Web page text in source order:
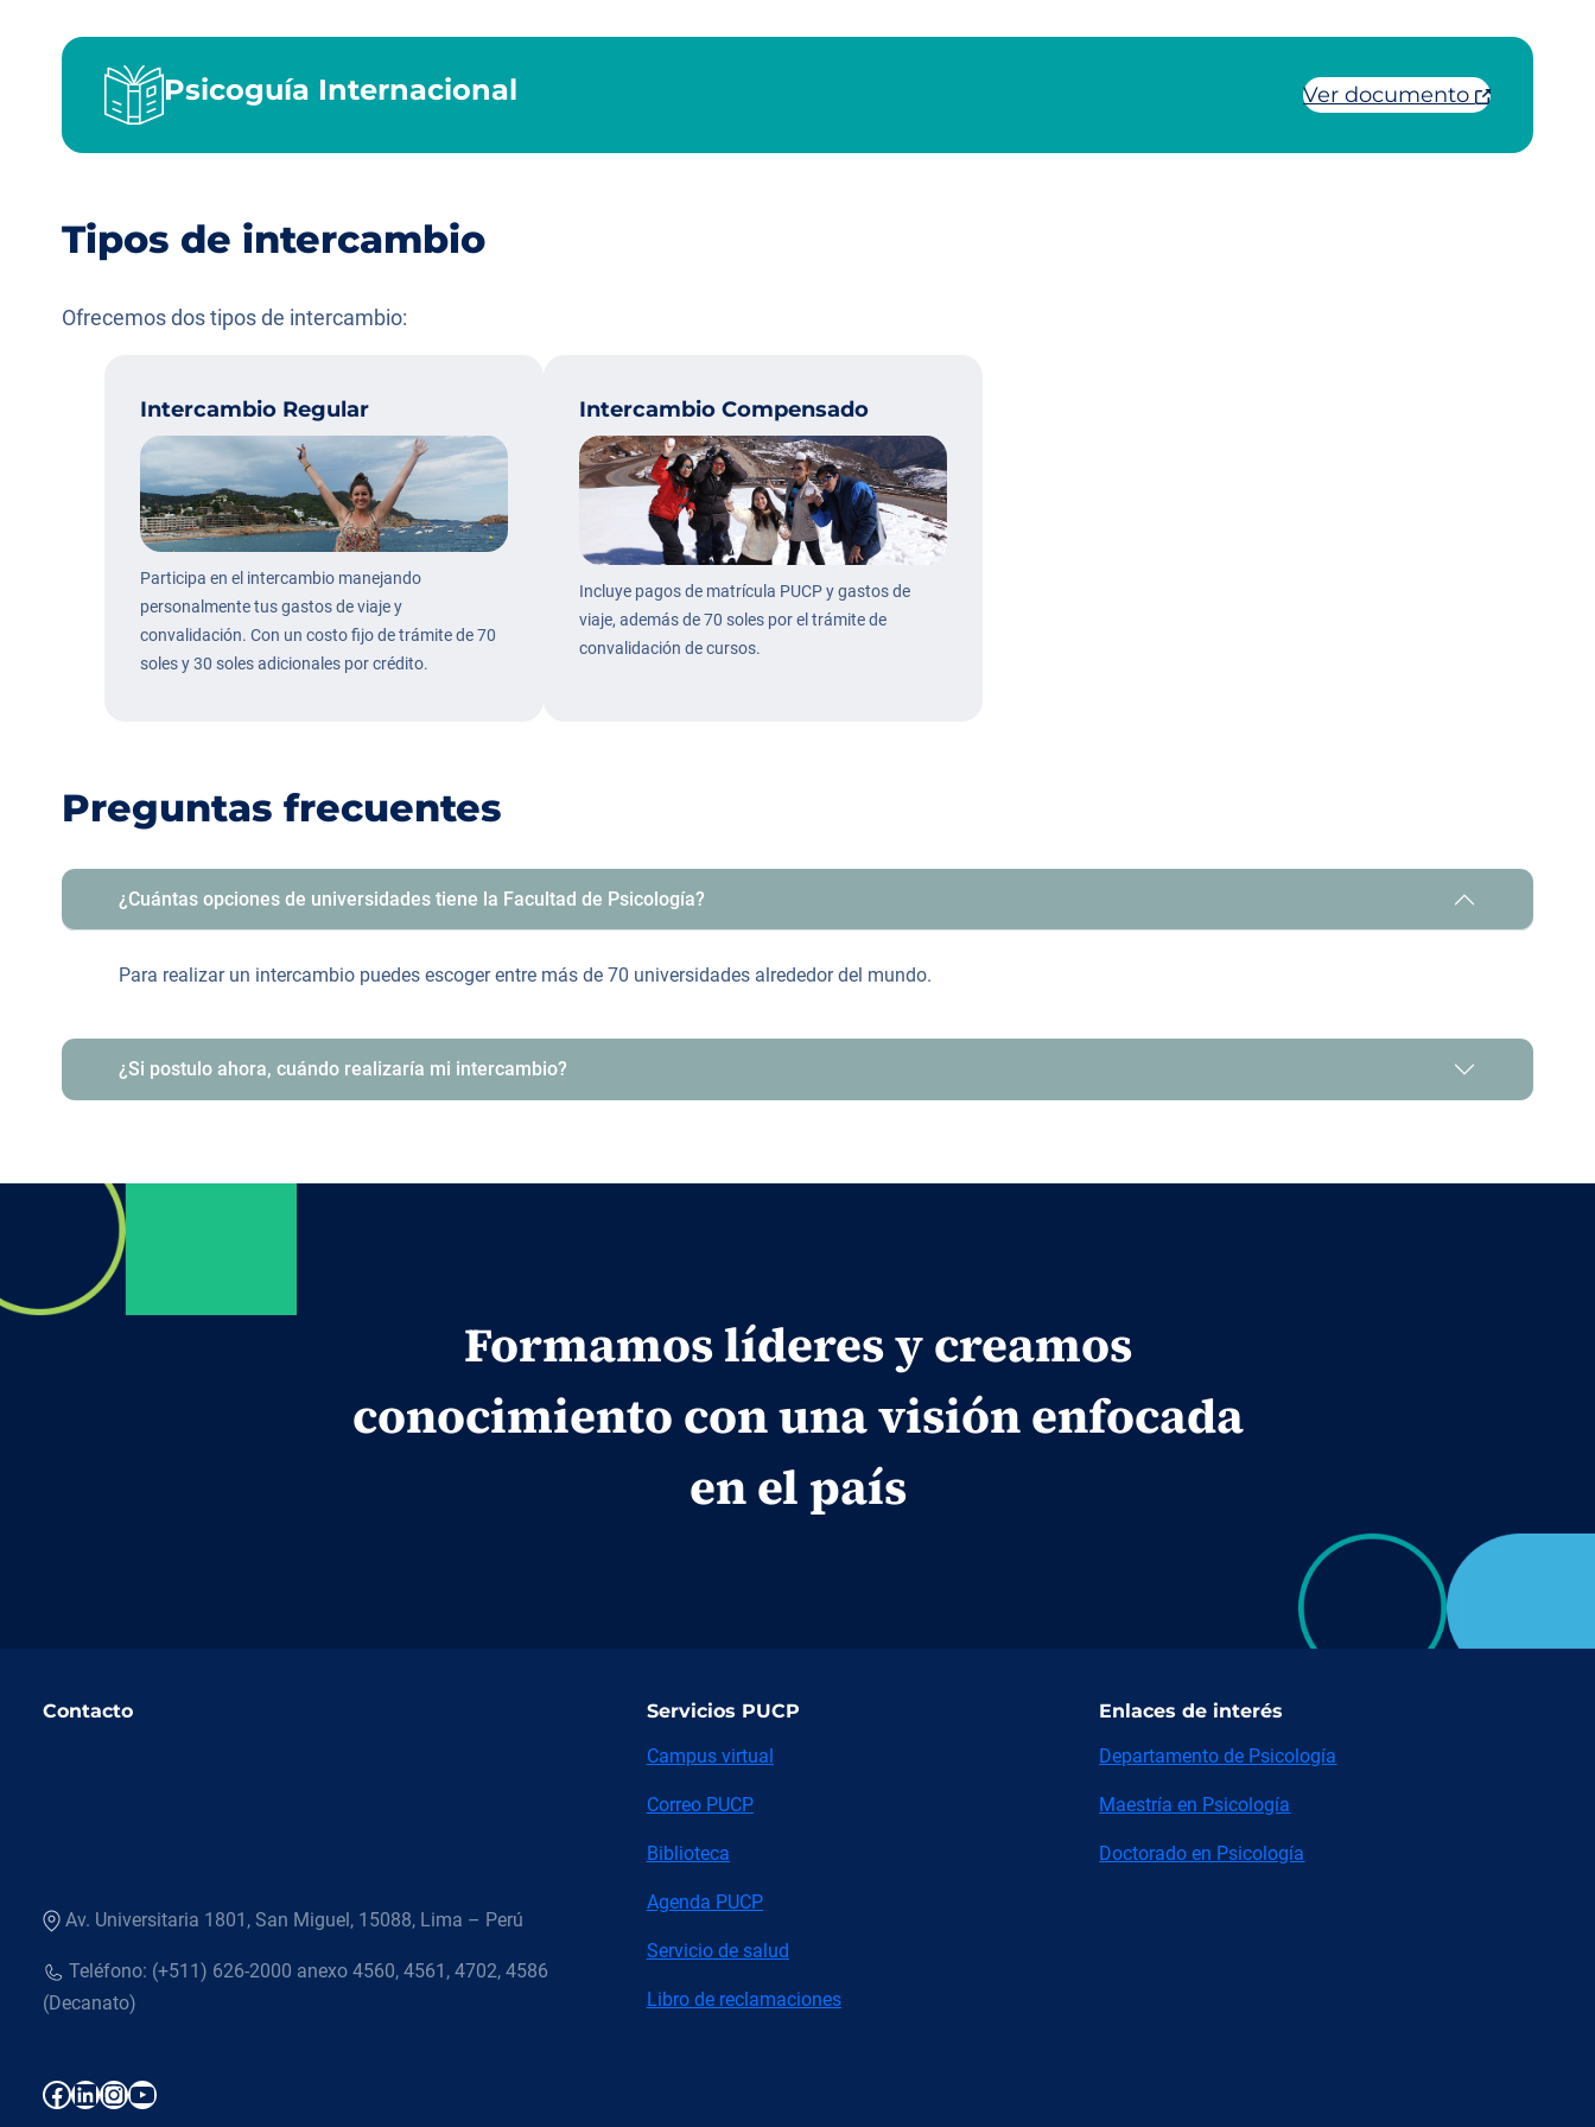
Psicoguía Internacional Ver documento
Tipos de intercambio
Ofrecemos dos tipos de intercambio:
Intercambio Regular
Participa en el intercambio manejando
personalmente tus gastos de viaje y
convalidación. Con un costo fijo de trámite de 70
soles y 30 soles adicionales por crédito.
Intercambio Compensado
Incluye pagos de matrícula PUCP y gastos de
viaje, además de 70 soles por el trámite de
convalidación de cursos.
Preguntas frecuentes
¿Cuántas opciones de universidades tiene la Facultad de Psicología?
Para realizar un intercambio puedes escoger entre más de 70 universidades alrededor del mundo.
¿Si postulo ahora, cuándo realizaría mi intercambio?
Formamos líderes y creamos
conocimiento con una visión enfocada
en el país
Contacto
Av. Universitaria 1801, San Miguel, 15088, Lima – Perú
Teléfono: (+511) 626-2000 anexo 4560, 4561, 4702, 4586
(Decanato)
Facebook LinkedIn InstagramYouTube
Servicios PUCP
Campus virtual
Correo PUCP
Biblioteca
Agenda PUCP
Servicio de salud
Libro de reclamaciones
Enlaces de interés
Departamento de Psicología
Maestría en Psicología
Doctorado en Psicología